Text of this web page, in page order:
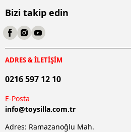
Bizi takip edin
ADRES & İLETİŞİM
0216 597 12 10
E-Posta
info@toysilla.com.tr
Adres: Ramazanoğlu Mah.